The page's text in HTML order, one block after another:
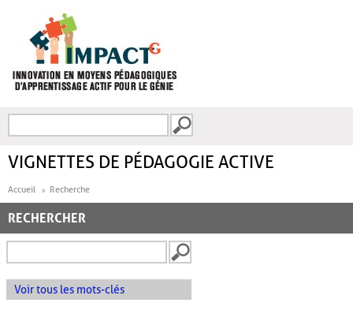
FORMULAIRE DE
VIGNETTES DE PÉDAGOGIE ACTIVE
Accueil Recherche
RECHERCHER
Voir tous les mots-clés